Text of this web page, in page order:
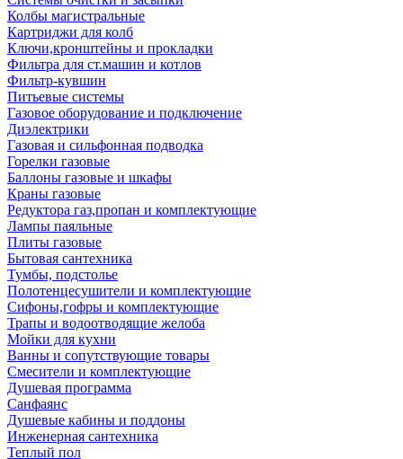
Колбы магистральные
Картриджи для колб
Ключи,кронштейны и прокладки
Фильтра для ст.машин и котлов
Фильтр-кувшин
Питьевые системы
Газовое оборудование и подключение
Диэлектрики
Газовая и сильфонная подводка
Горелки газовые
Баллоны газовые и шкафы
Краны газовые
Редуктора газ,пропан и комплектующие
Лампы паяльные
Плиты газовые
Бытовая сантехника
Тумбы, подстолье
Полотенцесушители и комплектующие
Сифоны,гофры и комплектующие
Трапы и водоотводящие желоба
Мойки для кухни
Ванны и сопутствующие товары
Смесители и комплектующие
Душевая программа
Санфаянс
Душевые кабины и поддоны
Инженерная сантехника
Теплый пол